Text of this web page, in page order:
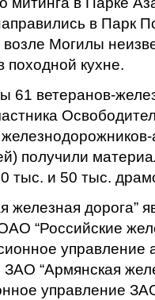
в Парк
Могилы
походной кухне.
61 ветеранов-
получили
тыс. и 50 тыс.
дорога”
“Российские
управление
“Армянская
управление